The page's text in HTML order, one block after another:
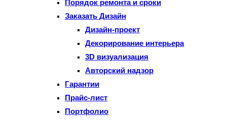
Порядок ремонта и сроки
Заказать Дизайн
Дизайн-проект
Декорирование интерьера
3D визуализация
Авторский надзор
Гарантии
Прайс-лист
Портфолио